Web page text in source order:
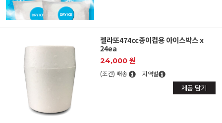
젤라또474cc종이컵용 아이스박스 x
24ea
24,000 원
(조건) 배송 지역별
제품 담기